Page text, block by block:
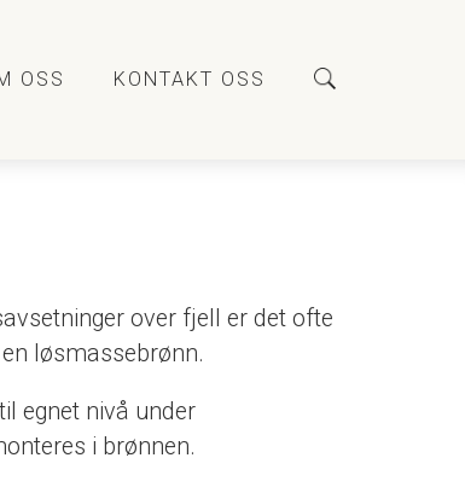
OSS KONTAKT OSS
over fjell er det ofte
løsmassebrønn.
egnet nivå under
i brønnen.